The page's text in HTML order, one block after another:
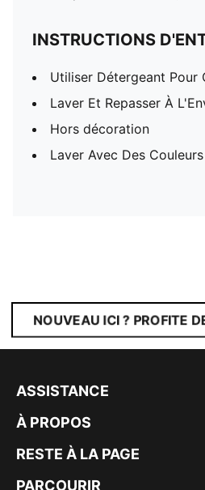
INSTRUCTIONS
Utiliser Détergeant Pour
Laver Et Repasser À
Hors décoration
Laver Avec Des
NOUVEAU ICI ? PROFITE
ASSISTANCE
À PROPOS
RESTE À LA PAGE
PARCOURIR